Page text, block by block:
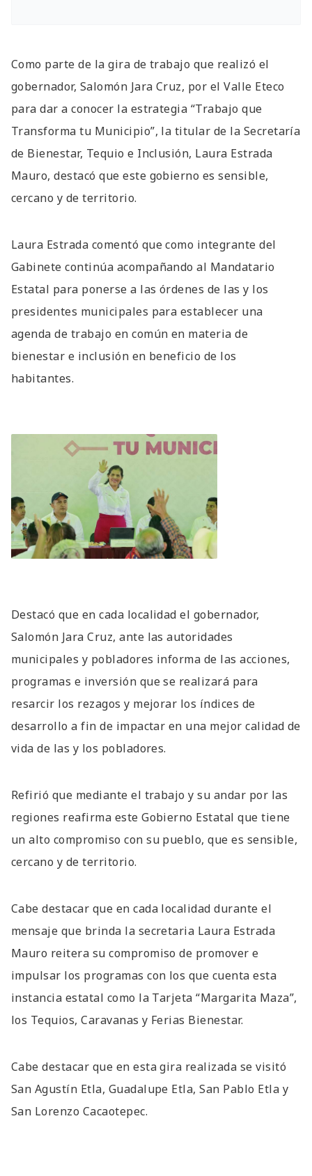
Como parte de la gira de trabajo que realizó el
gobernador, Salomón Jara Cruz, por el Valle Eteco
para dar a conocer la estrategia “Trabajo que
Transforma tu Municipio”, la titular de la Secretaría
de Bienestar, Tequio e Inclusión, Laura Estrada
Mauro, destacó que este gobierno es sensible,
cercano y de territorio.
Laura Estrada comentó que como integrante del
Gabinete continúa acompañando al Mandatario
Estatal para ponerse a las órdenes de las y los
presidentes municipales para establecer una
agenda de trabajo en común en materia de
bienestar e inclusión en beneficio de los
habitantes.
Destacó que en cada localidad el gobernador,
Salomón Jara Cruz, ante las autoridades
municipales y pobladores informa de las acciones,
programas e inversión que se realizará para
resarcir los rezagos y mejorar los índices de
desarrollo a fin de impactar en una mejor calidad de
vida de las y los pobladores.
Refirió que mediante el trabajo y su andar por las
regiones reafirma este Gobierno Estatal que tiene
un alto compromiso con su pueblo, que es sensible,
cercano y de territorio.
Cabe destacar que en cada localidad durante el
mensaje que brinda la secretaria Laura Estrada
Mauro reitera su compromiso de promover e
impulsar los programas con los que cuenta esta
instancia estatal como la Tarjeta “Margarita Maza”,
los Tequios, Caravanas y Ferias Bienestar.
Cabe destacar que en esta gira realizada se visitó
San Agustín Etla, Guadalupe Etla, San Pablo Etla y
San Lorenzo Cacaotepec.